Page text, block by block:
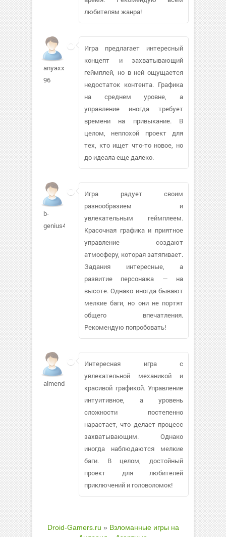
любителям жанра!
anyaxxx-
96
Игра предлагает интересный
концепт и захватывающий
геймплей, но в ней ощущается
недостаток контента. Графика
на среднем уровне, а
управление иногда требует
времени на привыкание. В
целом, неплохой проект для
тех, кто ищет что-то новое, но
до идеала еще далеко.
b-
genius458
Игра радует своим
разнообразием и
увлекательным геймплеем.
Красочная графика и приятное
управление создают
атмосферу, которая затягивает.
Задания интересные, а
развитие персонажа — на
высоте. Однако иногда бывают
мелкие баги, но они не портят
общего впечатления.
Рекомендую попробовать!
almenda791
Интересная игра с
увлекательной механикой и
красивой графикой. Управление
интуитивное, а уровень
сложности постепенно
нарастает, что делает процесс
захватывающим. Однако
иногда наблюдаются мелкие
баги. В целом, достойный
проект для любителей
приключений и головоломок!
Droid-Gamers.ru » Взломанные игры на